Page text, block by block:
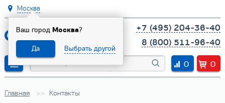
Москва
Ваш город Москва?
Да Выбрать другой
+7 (495) 204-36-40
8 (800) 511-96-40
0
0
Главная Контакты